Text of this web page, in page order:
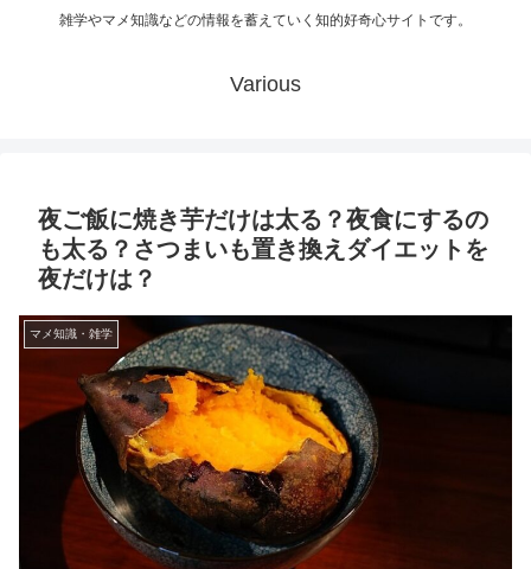
雑学やマメ知識などの情報を蓄えていく知的好奇心サイトです。
Various
夜ご飯に焼き芋だけは太る？夜食にするの
も太る？さつまいも置き換えダイエットを
夜だけは？
マメ知識・雑学